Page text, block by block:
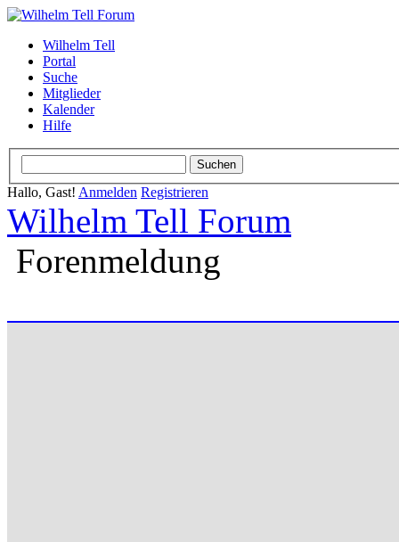
Wilhelm Tell
Portal
Suche
Mitglieder
Kalender
Hilfe
Hallo, Gast! Anmelden Registrieren
Wilhelm Tell Forum
Forenmeldung